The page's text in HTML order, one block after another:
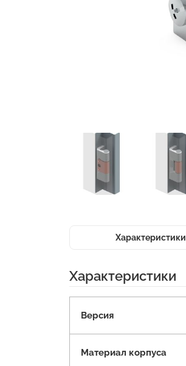
Характеристики
Характеристики
Версия
Материал корпуса